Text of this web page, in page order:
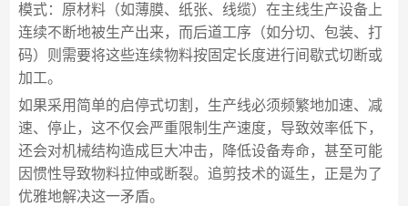
模式：原材料（如薄膜、纸张、线缆）在主线生产设备上
连续不断地被生产出来，而后道工序（如分切、包装、打
码）则需要将这些连续物料按固定长度进行间歇式切断或
加工。
如果采用简单的启停式切割，生产线必须频繁地加速、减
速、停止，这不仅会严重限制生产速度，导致效率低下，
还会对机械结构造成巨大冲击，降低设备寿命，甚至可能
因惯性导致物料拉伸或断裂。追剪技术的诞生，正是为了
优雅地解决这一矛盾。